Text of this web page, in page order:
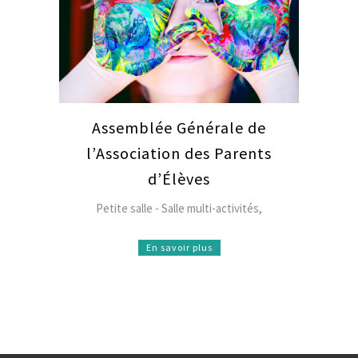
Assemblée Générale de
l’Association des Parents
d’Élèves
Petite salle - Salle multi-activités,
En savoir plus